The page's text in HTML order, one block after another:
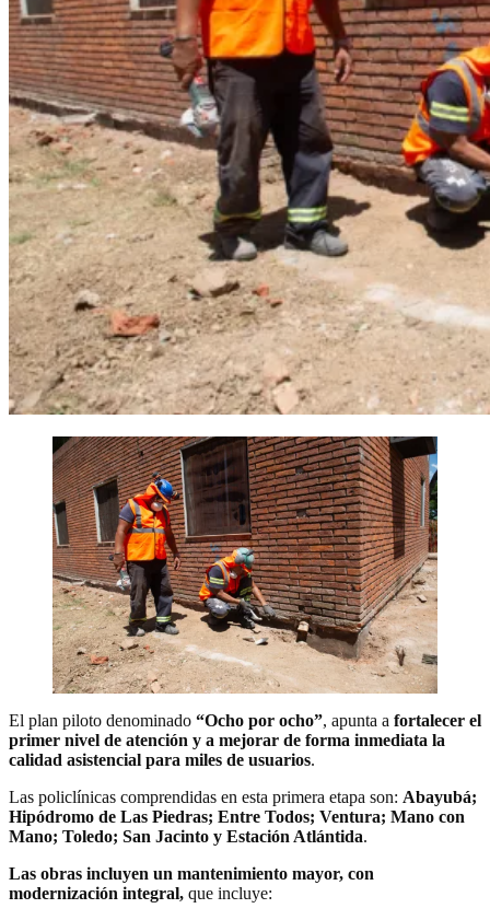
El plan piloto denominado “Ocho por ocho”, apunta a fortalecer el
primer nivel de atención y a mejorar de forma inmediata la
calidad asistencial para miles de usuarios.
Las policlínicas comprendidas en esta primera etapa son: Abayubá;
Hipódromo de Las Piedras; Entre Todos; Ventura; Mano con
Mano; Toledo; San Jacinto y Estación Atlántida.
Las obras incluyen un mantenimiento mayor, con
modernización integral, que incluye: